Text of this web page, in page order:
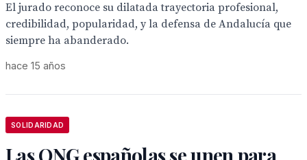
El jurado reconoce su dilatada trayectoria profesional,
credibilidad, popularidad, y la defensa de Andalucía que
siempre ha abanderado.
hace 15 años
SOLIDARIDAD
Las ONG españolas se unen para